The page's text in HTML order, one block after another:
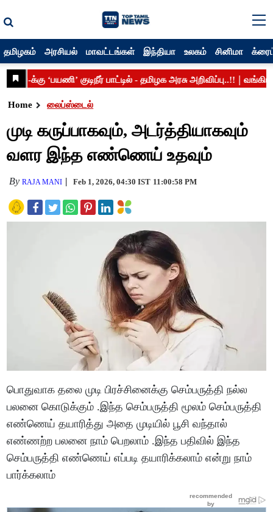
தமிழகம் அரசியல் மாவட்டங்கள் இந்தியா உலகம் சினிமா
Home லைப்ஸ்டைல்
முடி கருப்பாகவும், அடர்த்தியாகவும்
வளர இந்த எண்ணெய் உதவும்
ByRAJA MANI Feb 1, 2026, 04:30 IST 11:00:58 PM
பொதுவாக தலை முடி பிரச்சினைக்கு செம்பருத்தி நல்ல
பலனை கொடுக்கும் .இந்த செம்பருத்தி மூலம் செம்பருத்தி
எண்ணெய் தயாரித்து அதை முடியில் பூசி வந்தால்
எண்ணற்ற பலனை நாம் பெறலாம் .இந்த பதிவில் இந்த
செம்பருத்தி எண்ணெய் எப்படி தயாரிக்கலாம் என்று நாம்
பார்க்கலாம்